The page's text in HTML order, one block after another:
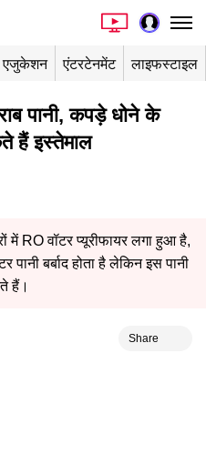
एजुकेशन एंटरटेनमेंट लाइफस्टाइल
पानी, कपड़े धोने के
हैं इस्तेमाल
RO वॉटर प्यूरीफायर लगा हुआ है,
बर्बाद होता है लेकिन इस पानी
हैं।
Share